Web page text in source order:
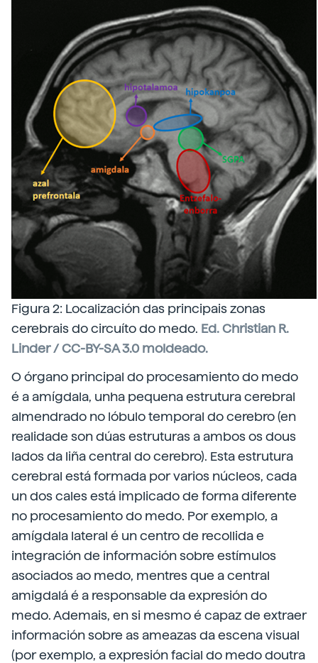
Figura 2: Localización das principais zonas
cerebrais do circuíto do medo. Ed. Christian R.
Linder / CC-BY-SA 3.0 moldeado.
O órgano principal do procesamiento do medo
é a amígdala, unha pequena estrutura cerebral
almendrado no lóbulo temporal do cerebro (en
realidade son dúas estruturas a ambos os dous
lados da liña central do cerebro). Esta estrutura
cerebral está formada por varios núcleos, cada
un dos cales está implicado de forma diferente
no procesamiento do medo. Por exemplo, a
amígdala lateral é un centro de recollida e
integración de información sobre estímulos
asociados ao medo, mentres que a central
amigdalá é a responsable da expresión do
medo. Ademais, en si mesmo é capaz de extraer
información sobre as ameazas da escena visual
(por exemplo, a expresión facial do medo doutra